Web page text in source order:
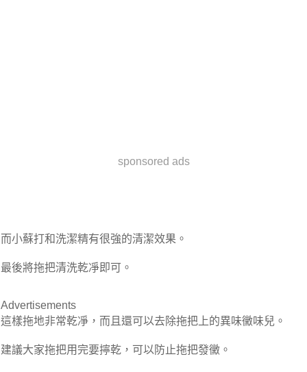
sponsored ads
而小蘇打和洗潔精有很強的清潔效果。
最後將拖把清洗乾凈即可。
Advertisements
這樣拖地非常乾凈，而且還可以去除拖把上的異味黴味兒。
建議大家拖把用完要擰乾，可以防止拖把發黴。